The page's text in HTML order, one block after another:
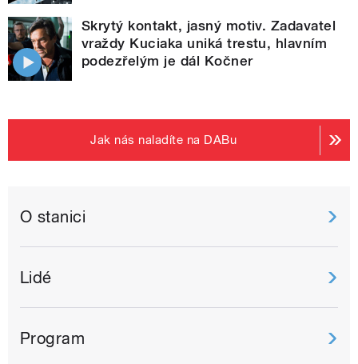
Skrytý kontakt, jasný motiv. Zadavatel
vraždy Kuciaka uniká trestu, hlavním
podezřelým je dál Kočner
Jak nás naladíte na DABu
O stanici
Lidé
Program